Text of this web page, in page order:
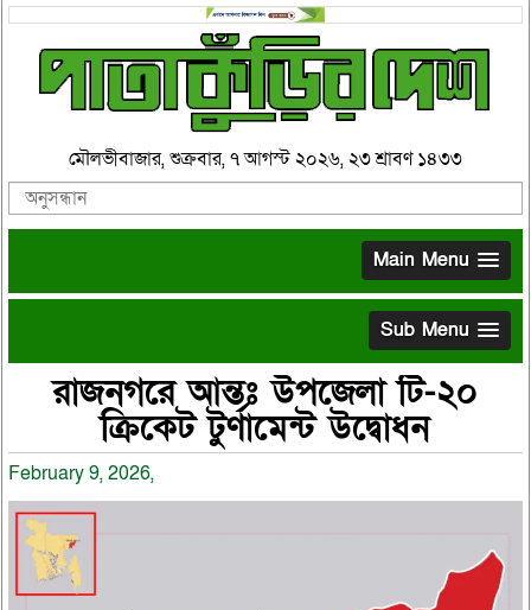
মৌলভীবাজার, শুক্রবার, ৭ আগস্ট ২০২৬, ২৩ শ্রাবণ ১৪৩৩
Main Menu
Sub Menu
রাজনগরে আন্তঃ উপজেলা টি-২০
ক্রিকেট টুর্ণামেন্ট উদ্বোধন
February 9, 2026,